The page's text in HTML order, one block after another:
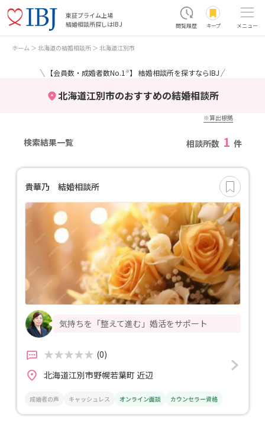
東証プライム上場
結婚相談所探しはIBJ
閲覧履歴 キープ メニュー
ホーム 北海道の結婚相談所 北海道江別市
＼ 【会員数・成婚者数No.1 ※】 結婚相談所を探すならIBJ／
北海道江別市のおすすめの結婚相談所
※算出根拠
検索結果一覧 相談所数 1 件
貴華乃 結婚相談所
気持ちを「整えて進む」婚活をサポート
(0)
北海道江別市野幌若葉町 近辺
成婚者の声 キャッシュレス オンライン面談 カウンセラー資格